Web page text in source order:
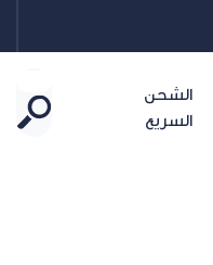
الشحن
السريع